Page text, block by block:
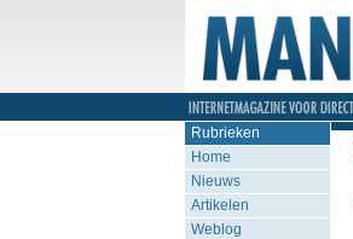
Rubrieken
Home
Nieuws
Artikelen
Weblog